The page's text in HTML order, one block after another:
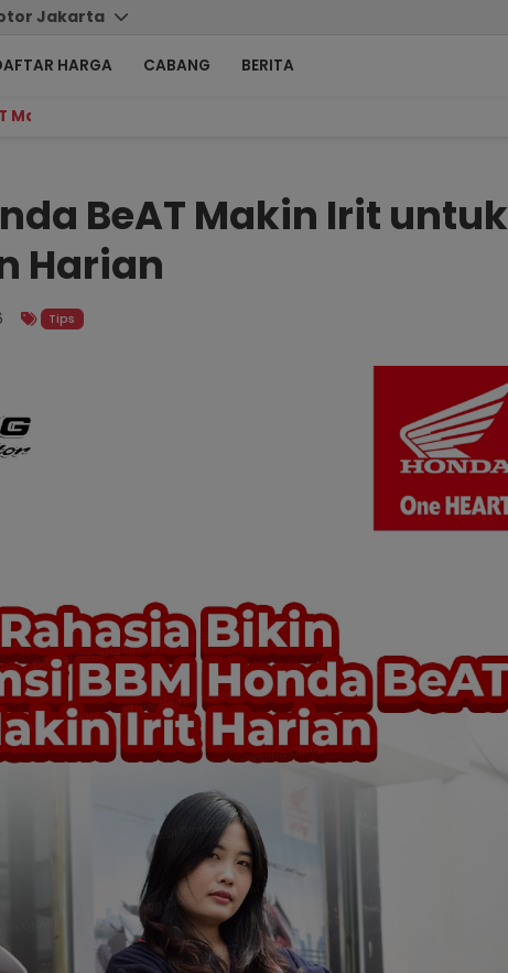
Jakarta
HARGA CABANG BERITA
Makin Irit untuk Penggunaan Harian
BeAT Makin Irit untuk
Harian
Tips